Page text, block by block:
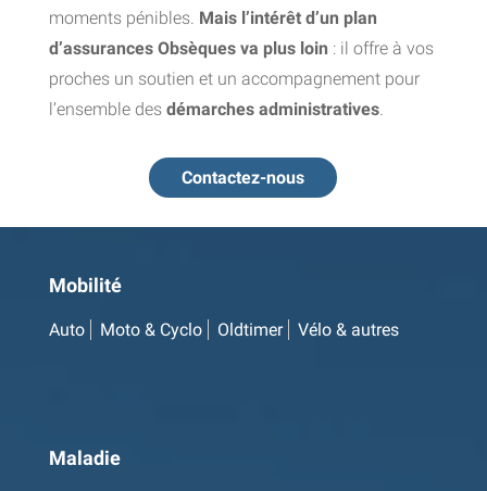
moments pénibles. Mais l’intérêt d’un plan
d’assurances Obsèques va plus loin : il offre à vos
proches un soutien et un accompagnement pour
l’ensemble des démarches administratives.
Contactez-nous
Mobilité
Auto Moto & Cyclo Oldtimer Vélo & autres
Maladie